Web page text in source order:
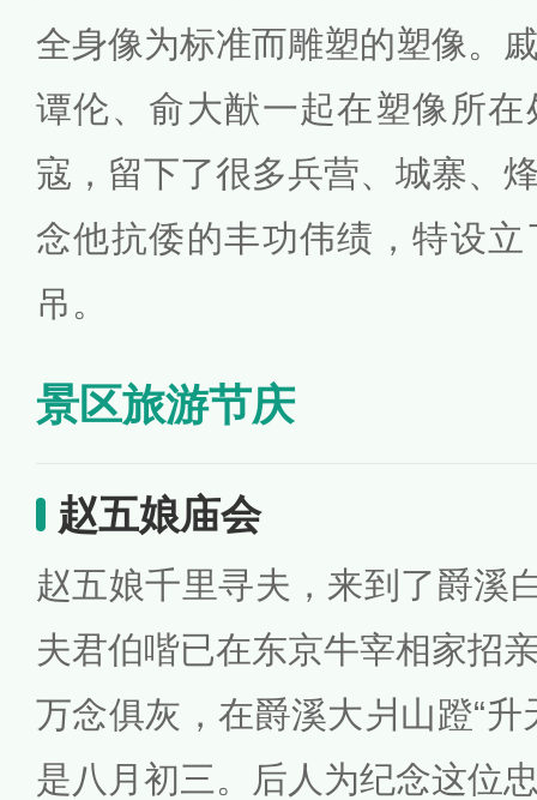
全身像为标准而雕塑的塑像。
谭伦、俞大猷一起在塑像所
寇，留下了很多兵营、城寨、
念他抗倭的丰功伟绩，特设
吊。
景区旅游节庆
赵五娘庙会
赵五娘千里寻夫，来到了爵溪
夫君伯喈已在东京牛宰相家招
万念俱灰，在爵溪大爿山蹬“升
是八月初三。后人为纪念这位